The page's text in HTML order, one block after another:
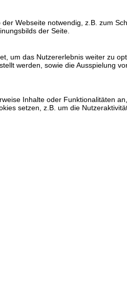
Webseite notwendig, z.B. zum
der Seite.
um das Nutzererlebnis weiter zu
werden, sowie die Ausspielung
Inhalte oder Funktionalitäten
setzen, z.B. um die